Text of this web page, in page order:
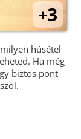
húsétel
Ha még
biztos pont
+3